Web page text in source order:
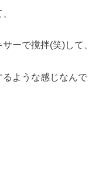
ーで撹拌(笑)して、
ような感じなんで